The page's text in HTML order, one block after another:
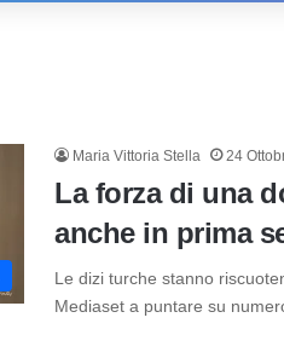
Maria Vittoria Stella 24
La forza di una
anche in prima
Le dizi turche stanno
Mediaset a puntare su